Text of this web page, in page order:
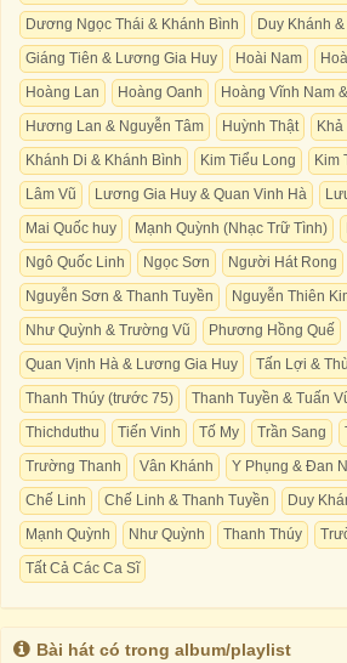
Dương Ngọc Thái & Khánh Bình
Duy Khánh
Giáng Tiên & Lương Gia Huy
Hoài Nam
Hoàng Lan
Hoàng Oanh
Hoàng Vĩnh Nam
Hương Lan & Nguyễn Tâm
Huỳnh Thật
Khả
Khánh Di & Khánh Bình
Kim Tiểu Long Kim
Lâm Vũ
Lương Gia Huy & Quan Vinh Hà
Mai Quốc huy
Mạnh Quỳnh (Nhạc Trữ Tình)
Ngô Quốc Linh
Ngọc Sơn
Người Hát Rong
Nguyễn Sơn & Thanh Tuyền
Nguyễn Thiên
Như Quỳnh & Trường Vũ
Phương Hồng Quế
Quan Vịnh Hà & Lương Gia Huy
Tấn Lợi &
Thanh Thúy (trước 75)
Thanh Tuyền & Tuấn
Thichduthu
Tiến Vinh Tố My Trần Sang
Trường Thanh
Vân Khánh Y Phụng & Đan
Chế Linh
Chế Linh & Thanh Tuyền Duy
Mạnh Quỳnh
Như Quỳnh Thanh Thúy
Tất Cả Các Ca Sĩ
Bài hát có trong album/playlist